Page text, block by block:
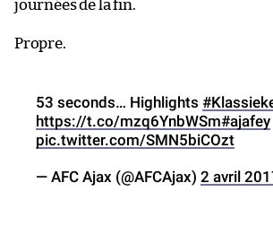
journées de la fin.
Propre.
53 seconds… Highlights
https://t.co/mzq6YnbWSm#ajafey
pic.twitter.com/SMN5biCOzt
— AFC Ajax (@AFCAjax) 2 avril